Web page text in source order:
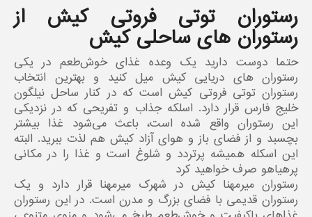
رستوران توتی فروتی کیش از
رستوران های ساحلی کیش
حتما دوست دارید یک وعده غذای خوش‌طعم در یکی
رستوران های دریایی کیش میل کنید و بهترین انتخاب
رستوران توتی فروتی کیش است که در کنار ساحل نیلگون
خلیج فارس قرار دارد. اسلکه جذاب و تفریحی که در نزدیکی
این رستوران واقع شده است، باعث می‌شود غذا بیشتر
بچسبد و از فضای باز و هوای آزاد کیش هم لذت ببرید. البته
این اسکله همیشه پرتردد و شلوغ است و غذا را در مکانی
پرهیاهو صرف خواهید کرد
رستوران میرمهنا کیش در شهرک میرمهنا قرار دارد و یک
رستوران قدیمی با فضای بزرگ و مدرن است. در این رستوران